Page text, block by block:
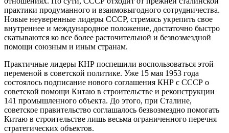
практики продуманного и взаимовыгодного сотрудничества.
Новые неуверенные лидеры СССР, стремясь укрепить свое
внутреннее и международное положение, достаточно быстро
скатываются ко все более расточительной и безвозмездной
помощи союзным и иным странам.
Практичные лидеры КНР поспешили воспользоваться этой
переменой в советской политике. Уже 15 мая 1953 года
состоялось подписание нового соглашения КНР с СССР о
советской помощи Китаю в строительстве и реконструкции
141 промышленного объекта. До этого, при Сталине,
советское правительство соглашалось безвозмездно помогать
Китаю в строительстве лишь весьма ограниченного перечня
стратегических объектов.